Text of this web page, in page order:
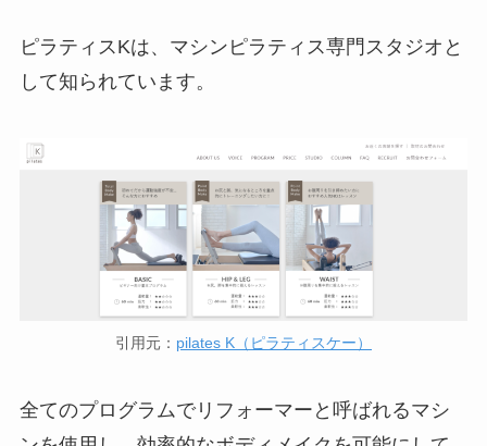
ピラティスKは、マシンピラティス専門スタジオと
して知られています。
引用元： pilates K（ピラティスケー）
全てのプログラムでリフォーマーと呼ばれるマシ